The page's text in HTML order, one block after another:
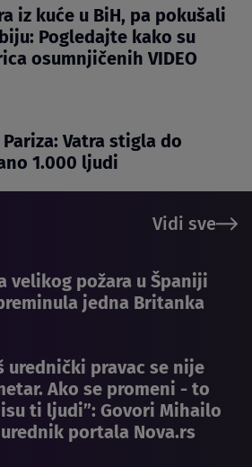
iz kuće u BiH, pa pokušali
Pogledajte kako su
osumnjičenih VIDEO
Vatra stigla do
1.000 ljudi
Vidi sve
velikog požara u Španiji
jedna Britanka
urednički pravac se nije
Ako se promeni - to
ti ljudi”: Govori Mihailo
portala Nova.rs